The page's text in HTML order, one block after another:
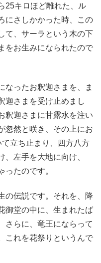
25キロほど離れた、ル
にさしかかった時、この
て、サーラという木の下
をお生みになられたので
ったお釈迦さまを、ま
迦さまを受け止めまし
釈迦さまに甘露水を注い
忽然と咲き、その上にお
立ち止まり、四方八方
、左手を大地に向け、
ったのです。
の伝説です。それを、降
御堂の中に、生まれたば
さらに、竜王にならって
これを花祭りというんで